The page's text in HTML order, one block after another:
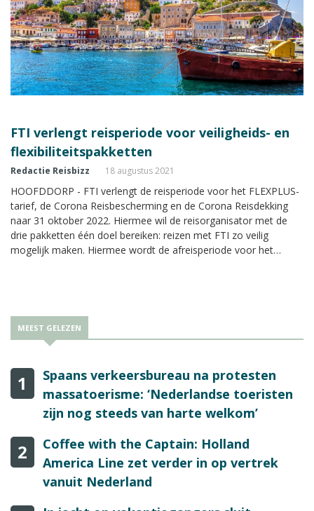
FTI verlengt reisperiode voor veiligheids- en
flexibiliteitspakketten
Redactie Reisbizz 18 augustus 2021
HOOFDDORP - FTI verlengt de reisperiode voor het FLEXPLUS-
tarief, de Corona Reisbescherming en de Corona Reisdekking
naar 31 oktober 2022. Hiermee wil de reisorganisator met de
drie pakketten één doel bereiken: reizen met FTI zo veilig
mogelijk maken. Hiermee wordt de afreisperiode voor het
MEEST GELEZEN
1
Spaans verkeersbureau na protesten
massatoerisme: ‘Nederlandse toeristen
zijn nog steeds van harte welkom’
2
Coffee with the Captain: Holland
America Line zet verder in op vertrek
vanuit Nederland